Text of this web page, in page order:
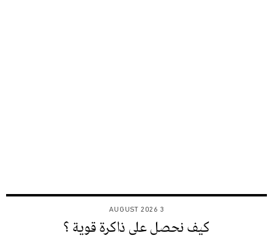
3 AUGUST 2026
كيف نحصل على ذاكرة قوية ؟